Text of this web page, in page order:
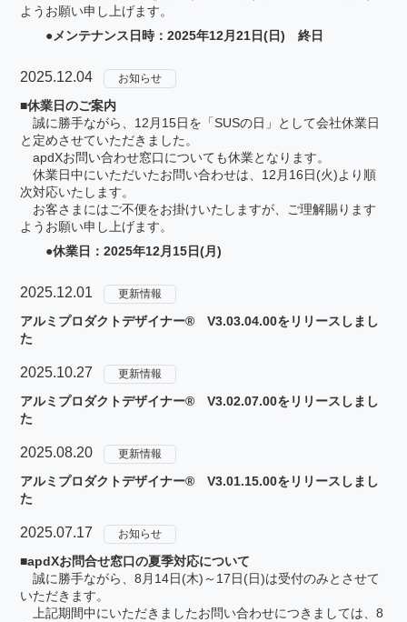
ようお願い申し上げます。
●メンテナンス日時：2025年12月21日(日) 終日
2025.12.04 お知らせ
■休業日のご案内
誠に勝手ながら、12月15日を「SUSの日」として会社休業日
と定めさせていただきました。
apdXお問い合わせ窓口についても休業となります。
休業日中にいただいたお問い合わせは、12月16日(火)より順
次対応いたします。
お客さまにはご不便をお掛けいたしますが、ご理解賜ります
ようお願い申し上げます。
●休業日：2025年12月15日(月)
2025.12.01 更新情報
アルミプロダクトデザイナー® V3.03.04.00をリリースしまし
た
2025.10.27 更新情報
アルミプロダクトデザイナー® V3.02.07.00をリリースしまし
た
2025.08.20 更新情報
アルミプロダクトデザイナー® V3.01.15.00をリリースしまし
た
2025.07.17 お知らせ
■apdXお問合せ窓口の夏季対応について
誠に勝手ながら、8月14日(木)～17日(日)は受付のみとさせて
いただきます。
上記期間中にいただきましたお問い合わせにつきましては、8